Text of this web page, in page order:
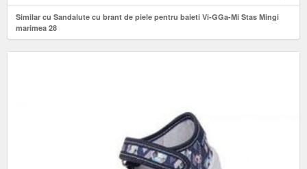
Similar cu Sandalute cu brant de piele pentru baieti Vi-GGa-Mi Stas Mingi
marimea 28